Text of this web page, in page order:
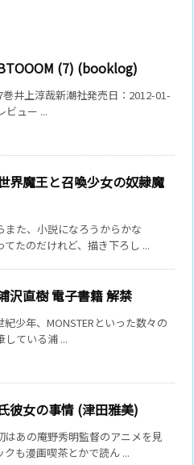
(7) (booklog)
井上淳哉新潮社発売日：2012-01-
ビュー ...
界魔王と召喚少女の奴隷魔
また、小説になろうからかな
てたのだけれど、描き下ろし ...
沢直樹 電子書籍 解禁
紀少年、MONSTERといった数々の
している浦 ...
彼女の事情 (津田雅美)
はあの庵野秀明監督のアニメを見
クも漫画喫茶とかで読ん ...